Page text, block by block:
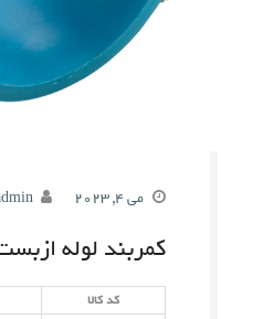
می 4, 2023
کمربند لوله
کد کالا